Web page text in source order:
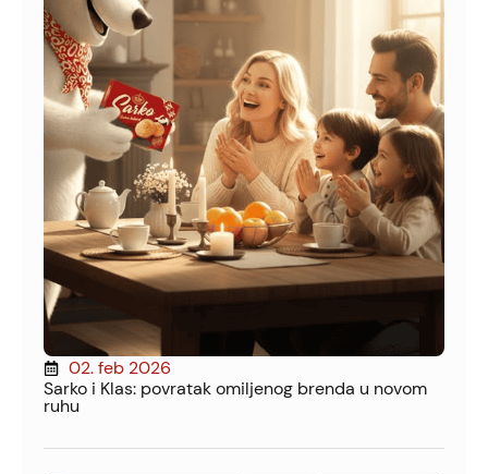
02. feb 2026
Sarko i Klas: povratak omiljenog brenda u novom
ruhu